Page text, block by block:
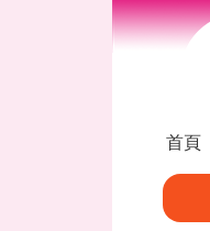
首頁